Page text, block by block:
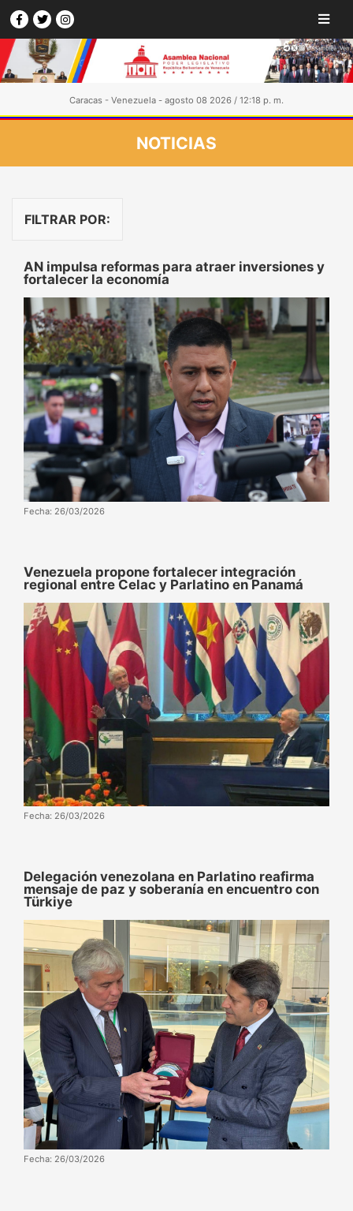
Caracas - Venezuela - agosto 08 2026 / 12:18 p. m.
NOTICIAS
FILTRAR POR:
AN impulsa reformas para atraer inversiones y
fortalecer la economía
Fecha: 26/03/2026
Venezuela propone fortalecer integración
regional entre Celac y Parlatino en Panamá
Fecha: 26/03/2026
Delegación venezolana en Parlatino reafirma
mensaje de paz y soberanía en encuentro con
Türkiye
Fecha: 26/03/2026